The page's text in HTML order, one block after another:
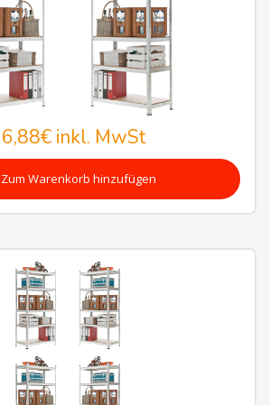
inkl. MwSt
Zum Warenkorb hinzufügen